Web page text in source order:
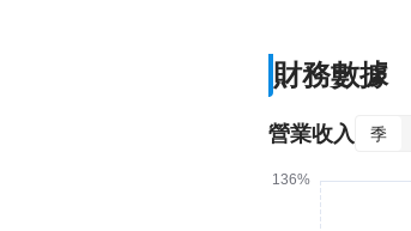
財務數據
營業收入 季